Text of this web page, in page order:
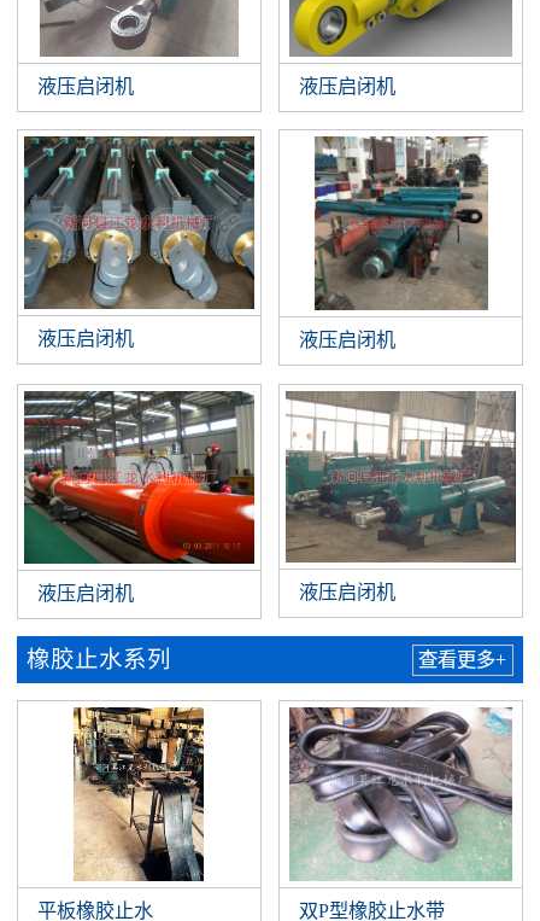
液压启闭机 液压启闭机
液压启闭机 液压启闭机
液压启闭机 液压启闭机
橡胶止水系列 查看更多+
平板橡胶止水 双P型橡胶止水带